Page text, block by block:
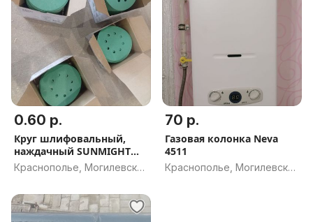
0.60 р.
Круг шлифовальный,
наждачный SUNMIGHT
125мм.
Краснополье, Могилевская
70 р.
Газовая колонка Neva
4511
Краснополье, Могилевская